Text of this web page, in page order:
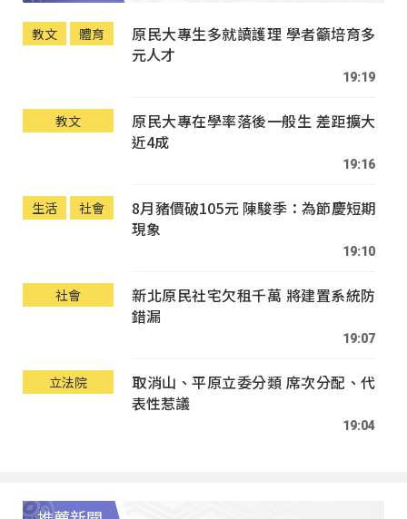
教文 體育
原民大專生多就讀護理 學者籲培育多
元人才
19:19
教文
原民大專在學率落後一般生 差距擴大
近4成
19:16
生活 社會
8月豬價破105元 陳駿季：為節慶短期
現象
19:10
社會
新北原民社宅欠租千萬 將建置系統防
錯漏
19:07
立法院
取消山、平原立委分類 席次分配、代
表性惹議
19:04